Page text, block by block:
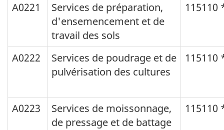
A0221
Services de préparation,
d'ensemencement et de
travail des sols
115110
A0222
Services de poudrage et de
pulvérisation des cultures
115110
A0223
Services de moissonnage,
de pressage et de battage
115110